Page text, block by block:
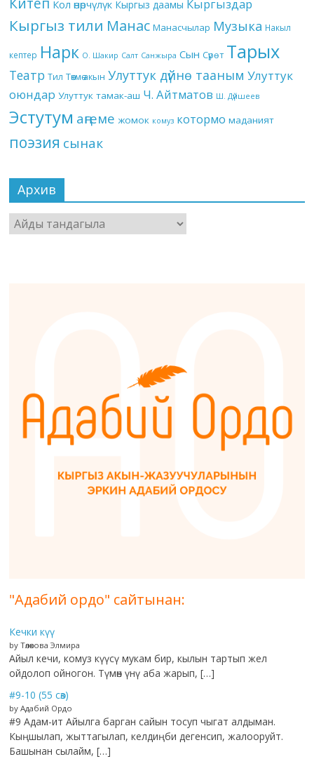
Кол өнөрчүлүк Кыргыз даамы Кыргыздар
Кыргыз тили Манас Манасчылар Музыка Накыл
кептер Нарк О. Шакир Салт Санжыра Сын Сүрөт Тарых
Театр Тил Төкмө акын Улуттук дүйнө тааным Улуттук
оюндар Улуттук тамак-аш Ч. Айтматов Ш. Дүйшеев
Эстутум аңгеме жомок комуз котормо маданият
поэзия сынак
Архив
Архив
"Адабий ордо" сайтынан:
Кечки күү
by Төлөкова Элмира
Айыл кечи, комуз күүсү мукам бир, кылын тартып жел
ойдолоп ойногон. Түмөн үнү аба жарып, […]
#9-10 (55 сөз)
by Адабий Ордо
#9 Адам-ит Айылга барган сайын тосуп чыгат алдыман.
Кыңшылап, жыттагылап, келдиңби дегенсип, жалооруйт.
Башынан сылайм, […]